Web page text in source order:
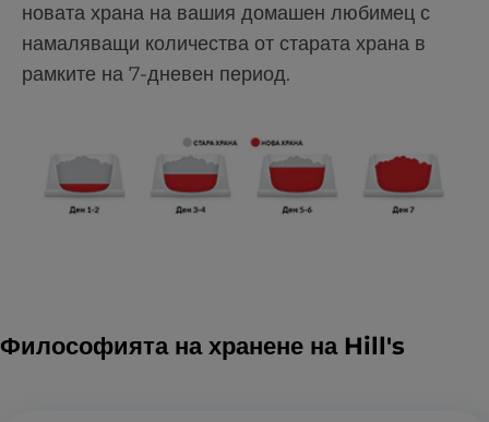
новата храна на вашия домашен любимец с
намаляващи количества от старата храна в
рамките на 7-дневен период.
Философията на хранене на Hill's